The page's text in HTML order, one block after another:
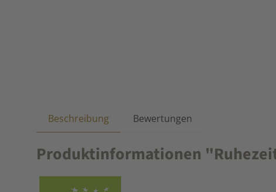
Beschreibung Bewertungen
Produktinformationen